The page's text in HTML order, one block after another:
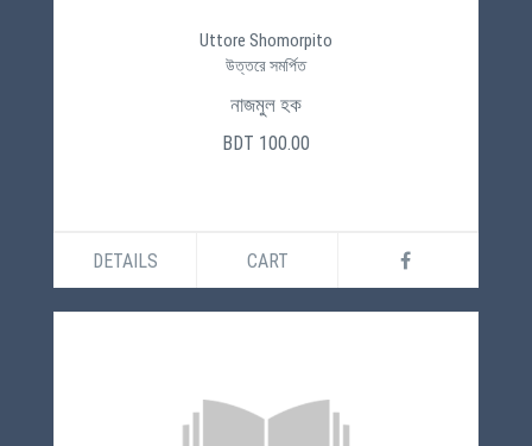
Uttore Shomorpito
উত্তরে সমর্পিত
নাজমুল হক
BDT 100.00
DETAILS CART